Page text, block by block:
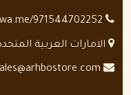
wa.me/971544702252
الامارات العربية المتحدة
Sales@arhbostore.com